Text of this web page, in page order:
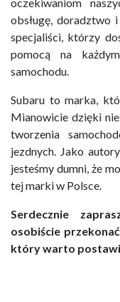
obsługę, doradztwo
specjaliści, którzy
pomocą na
samochodu.
Subaru to marka,
Mianowicie dzięki
tworzenia
jezdnych. Jako
jesteśmy dumni, że
tej marki w Polsce.
Serdecznie
osobiście
który warto